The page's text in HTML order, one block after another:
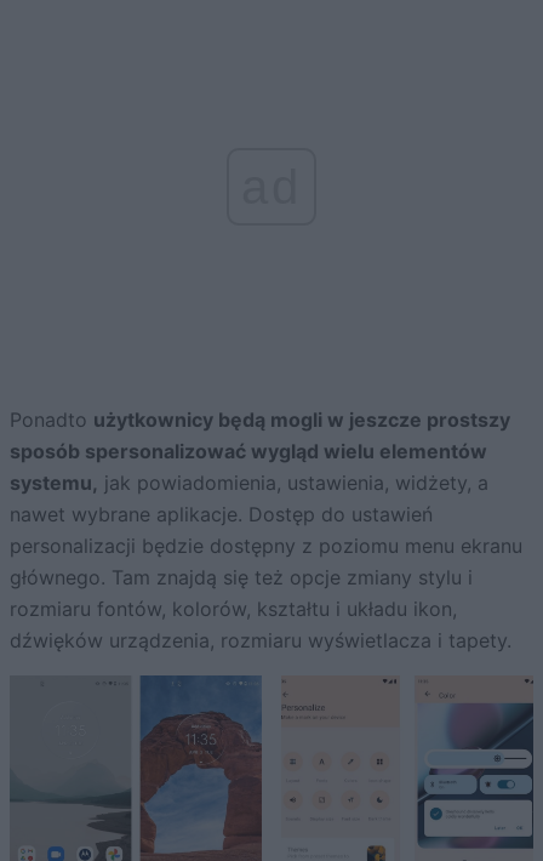
Ponadto użytkownicy będą mogli w jeszcze prostszy
sposób spersonalizować wygląd wielu elementów
systemu, jak powiadomienia, ustawienia, widżety, a
nawet wybrane aplikacje. Dostęp do ustawień
personalizacji będzie dostępny z poziomu menu ekranu
głównego. Tam znajdą się też opcje zmiany stylu i
rozmiaru fontów, kolorów, kształtu i układu ikon,
dźwięków urządzenia, rozmiaru wyświetlacza i tapety.